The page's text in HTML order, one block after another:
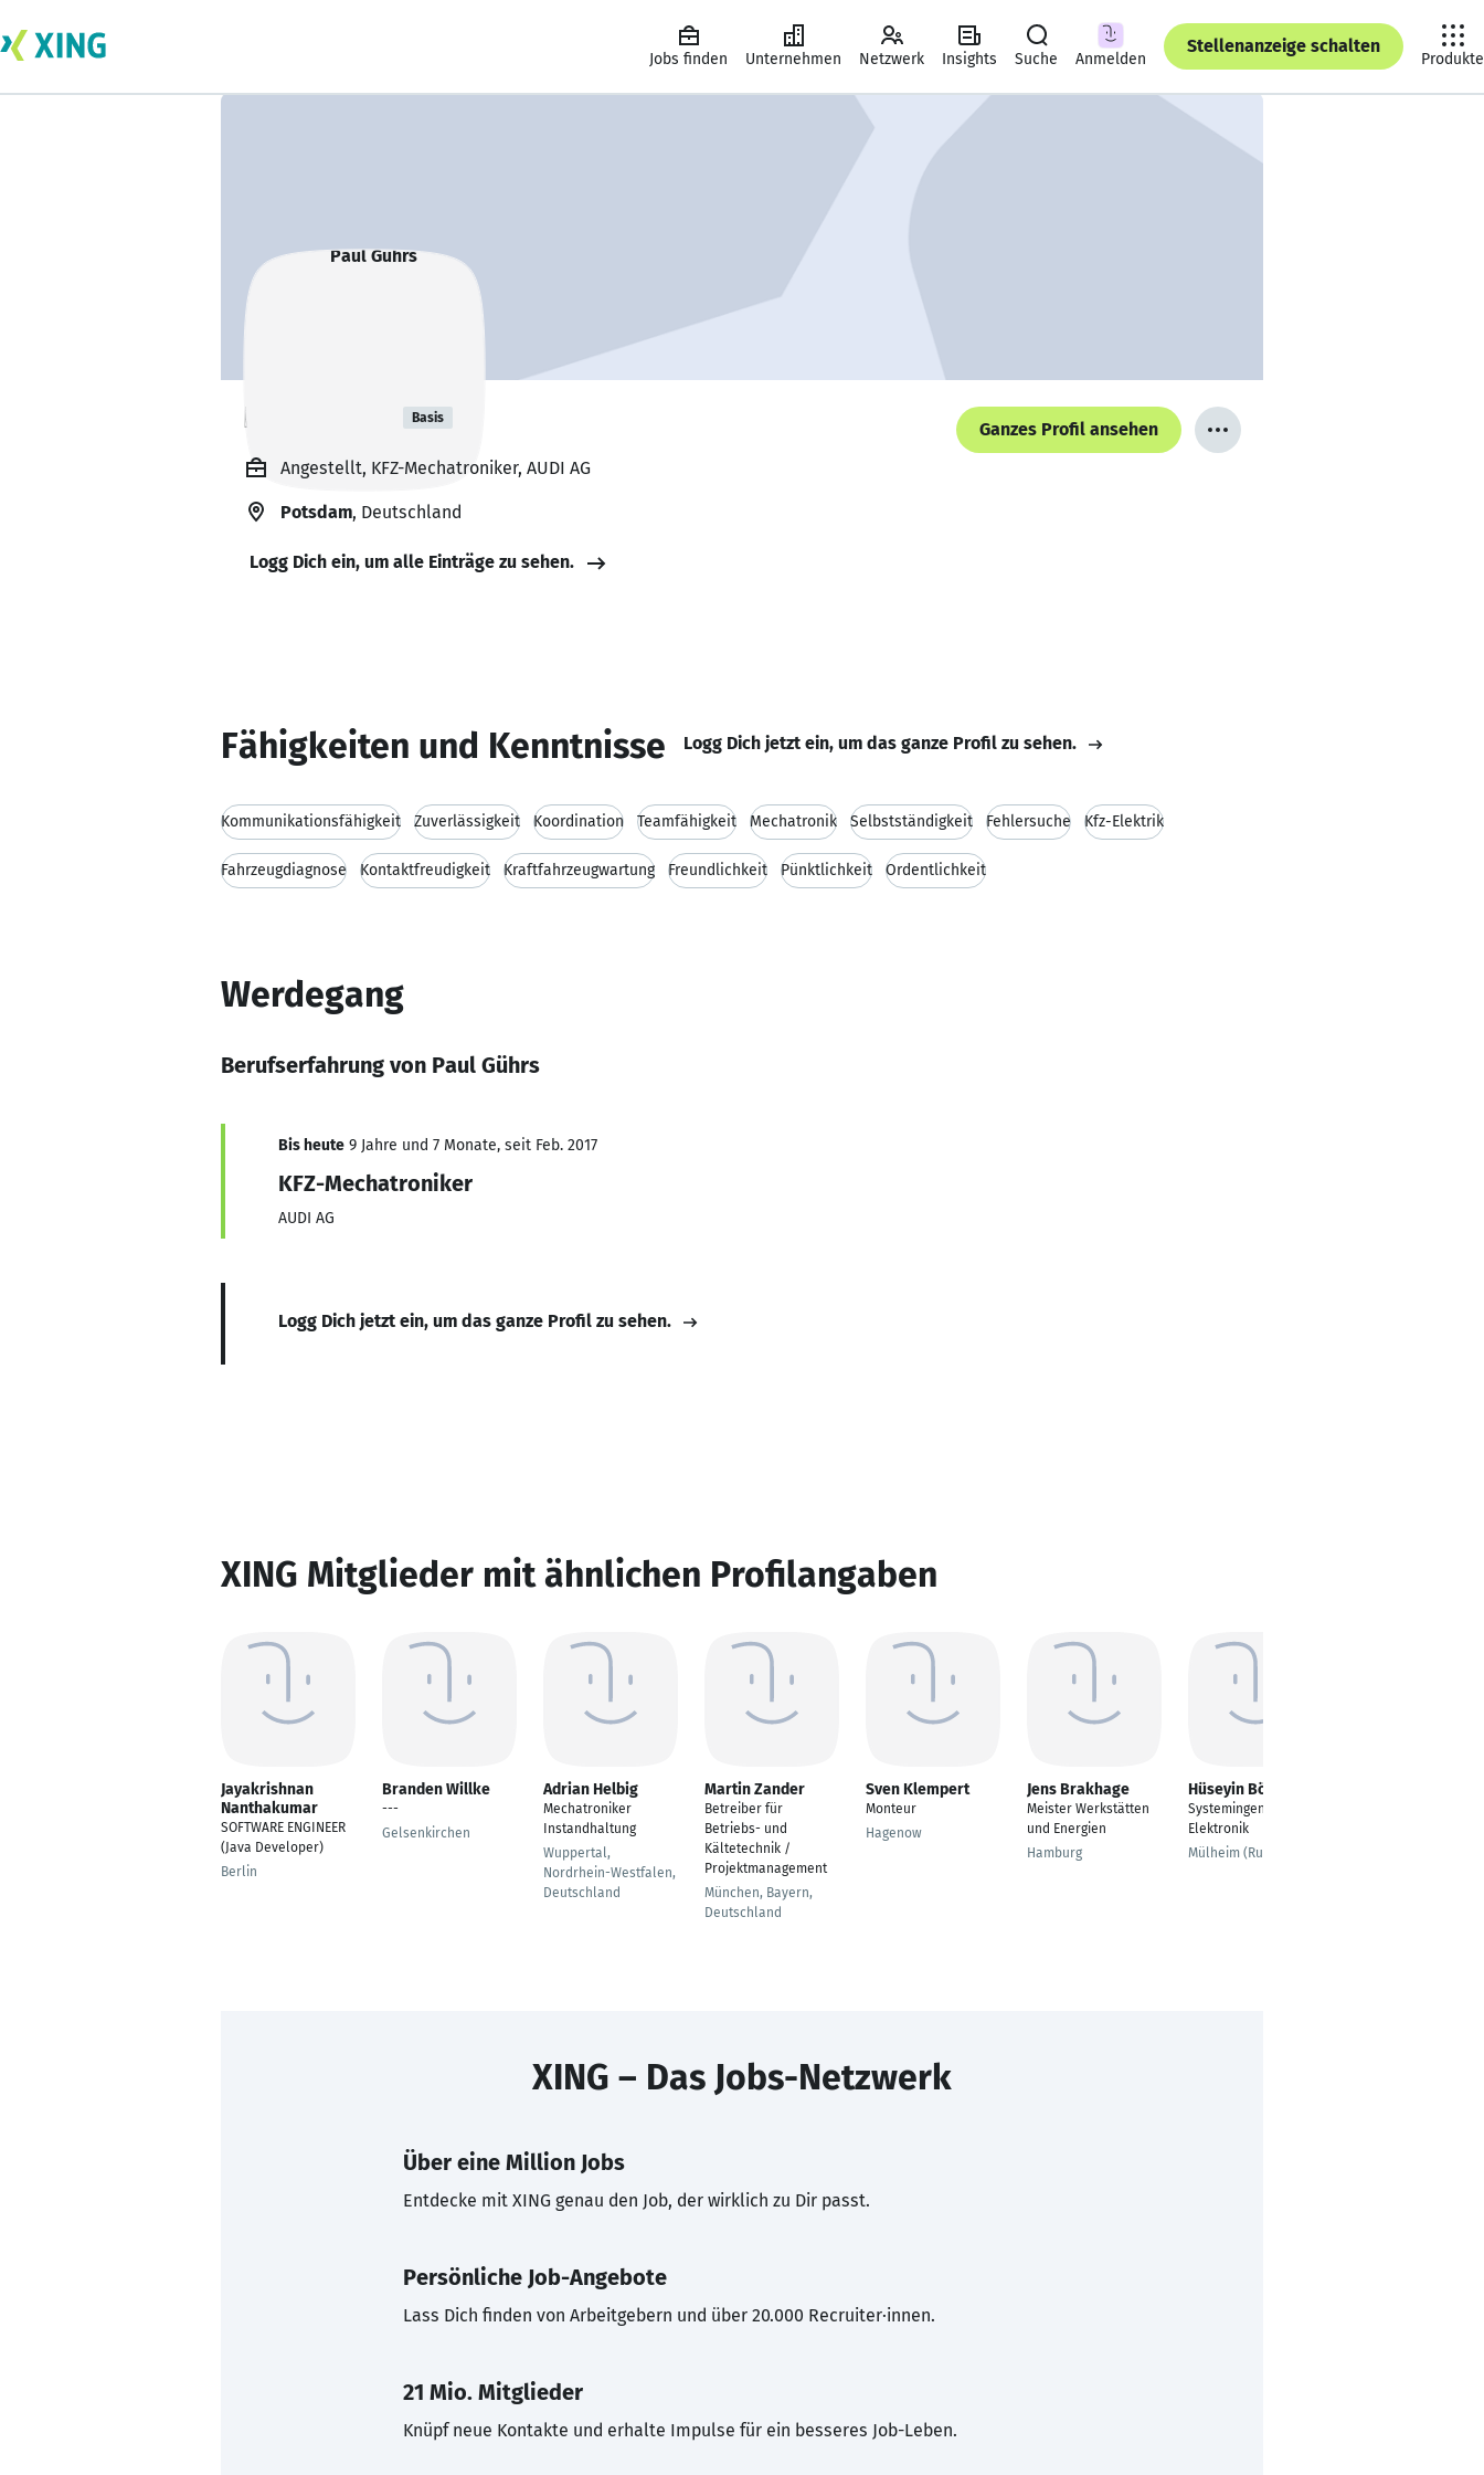
Jobs finden Unternehmen Netzwerk Insights Suche Anmelden
Stellenanzeige schalten
Produkte
Paul Gührs Basis
Ganzes Profil ansehen
Angestellt, KFZ-Mechatroniker, AUDI AG
Potsdam, Deutschland
Logg Dich ein, um alle Einträge zu sehen.
Fähigkeiten und Kenntnisse Logg Dich jetzt ein, um das ganze Profil zu sehen.
Kommunikationsfähigkeit Zuverlässigkeit Koordination Teamfähigkeit Mechatronik Selbstständigkeit Fehlersuche Kfz-Elektrik
Fahrzeugdiagnose Kontaktfreudigkeit Kraftfahrzeugwartung Freundlichkeit Pünktlichkeit Ordentlichkeit
Werdegang
Berufserfahrung von Paul Gührs
Bis heute 9 Jahre und 7 Monate, seit Feb. 2017
KFZ-Mechatroniker
AUDI AG
Logg Dich jetzt ein, um das ganze Profil zu sehen.
XING Mitglieder mit ähnlichen Profilangaben
Jayakrishnan
Nanthakumar
SOFTWARE ENGINEER
(Java Developer)
Berlin
Branden Willke
---
Gelsenkirchen
Adrian Helbig
Mechatroniker
Instandhaltung
Wuppertal,
Nordrhein-Westfalen,
Deutschland
Martin Zander
Betreiber für
Betriebs- und
Kältetechnik /
Projektmanagement
München, Bayern,
Deutschland
Sven Klempert
Monteur
Hagenow
Jens Brakhage
Meister Werkstätten
und Energien
Hamburg
Hüseyin Böyükbas
Systemingenieur
Elektronik
Mülheim (Ruhr)
XING – Das Jobs-Netzwerk
Über eine Million Jobs
Entdecke mit XING genau den Job, der wirklich zu Dir passt.
Persönliche Job-Angebote
Lass Dich finden von Arbeitgebern und über 20.000 Recruiter·innen.
21 Mio. Mitglieder
Knüpf neue Kontakte und erhalte Impulse für ein besseres Job-Leben.